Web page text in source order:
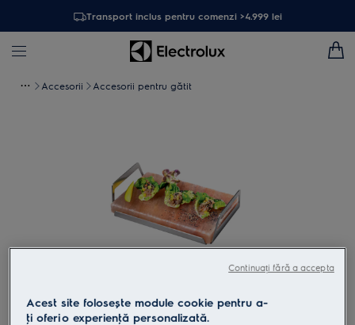
Transport inclus pentru comenzi >4.999 lei
Accesorii Accesorii pentru gătit
Atinge pentru zoom
Acest site folosește module cookie pentru a-
ţi oferi o experienţă personalizată.
Continuați fără a accepta